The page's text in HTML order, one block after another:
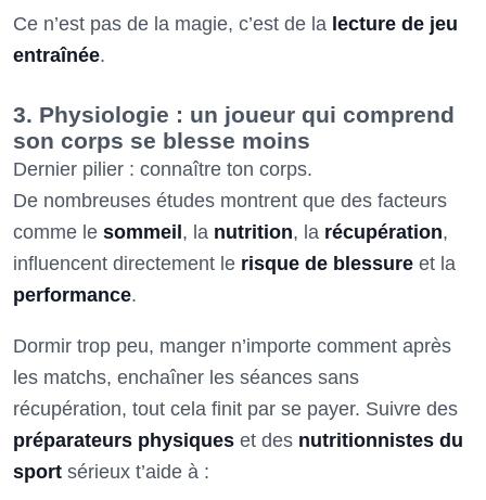
Ce n’est pas de la magie, c’est de la lecture de jeu
entraînée.
3. Physiologie : un joueur qui comprend
son corps se blesse moins
Dernier pilier : connaître ton corps.
De nombreuses études montrent que des facteurs
comme le sommeil , la nutrition, la récupération,
influencent directement le risque de blessure et la
performance.
Dormir trop peu, manger n’importe comment après
les matchs, enchaîner les séances sans
récupération, tout cela finit par se payer. Suivre des
préparateurs physiques et des nutritionnistes du
sport sérieux t’aide à :